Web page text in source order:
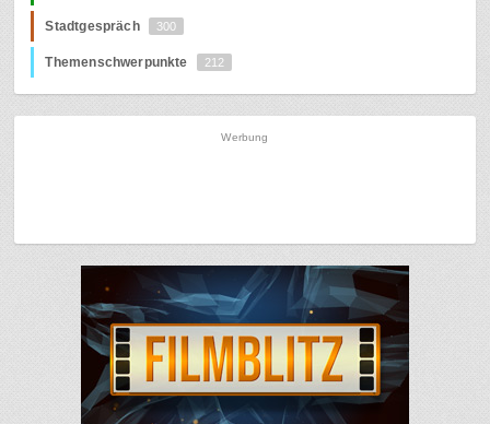
Stadtgespräch 300
Themenschwerpunkte 212
Werbung